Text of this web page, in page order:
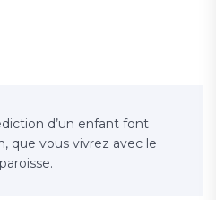
d’un enfant font
que vous vivrez avec le